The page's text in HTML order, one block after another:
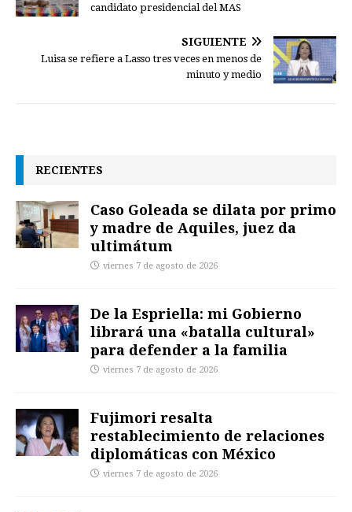
candidato presidencial del MAS
SIGUIENTE
Luisa se refiere a Lasso tres veces en menos de
minuto y medio
RECIENTES
Caso Goleada se dilata por primo
y madre de Aquiles, juez da
ultimátum
viernes 7 de agosto de 2026
De la Espriella: mi Gobierno
librará una «batalla cultural»
para defender a la familia
viernes 7 de agosto de 2026
Fujimori resalta
restablecimiento de relaciones
diplomáticas con México
viernes 7 de agosto de 2026